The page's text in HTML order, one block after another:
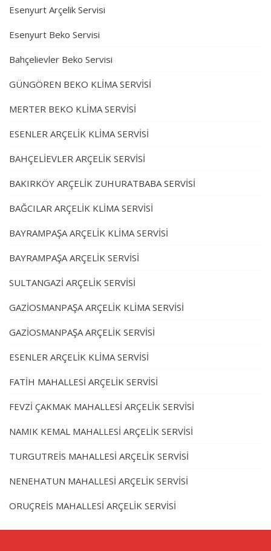
Esenyurt Arçelik Servisi
Esenyurt Beko Servisi
Bahçelievler Beko Servisi
GÜNGÖREN BEKO KLİMA SERVİSİ
MERTER BEKO KLİMA SERVİSİ
ESENLER ARÇELİK KLİMA SERVİSİ
BAHÇELİEVLER ARÇELİK SERVİSİ
BAKIRKÖY ARÇELİK ZUHURATBABA SERVİSİ
BAĞCILAR ARÇELİK KLİMA SERVİSİ
BAYRAMPAŞA ARÇELİK KLİMA SERVİSİ
BAYRAMPAŞA ARÇELİK SERVİSİ
SULTANGAZİ ARÇELİK SERVİSİ
GAZİOSMANPAŞA ARÇELİK KLİMA SERVİSİ
GAZİOSMANPAŞA ARÇELİK SERVİSİ
ESENLER ARÇELİK KLİMA SERVİSİ
FATİH MAHALLESİ ARÇELİK SERVİSİ
FEVZİ ÇAKMAK MAHALLESİ ARÇELİK SERVİSİ
NAMIK KEMAL MAHALLESİ ARÇELİK SERVİSİ
TURGUTREİS MAHALLESİ ARÇELİK SERVİSİ
NENEHATUN MAHALLESİ ARÇELİK SERVİSİ
ORUÇREİS MAHALLESİ ARÇELİK SERVİSİ